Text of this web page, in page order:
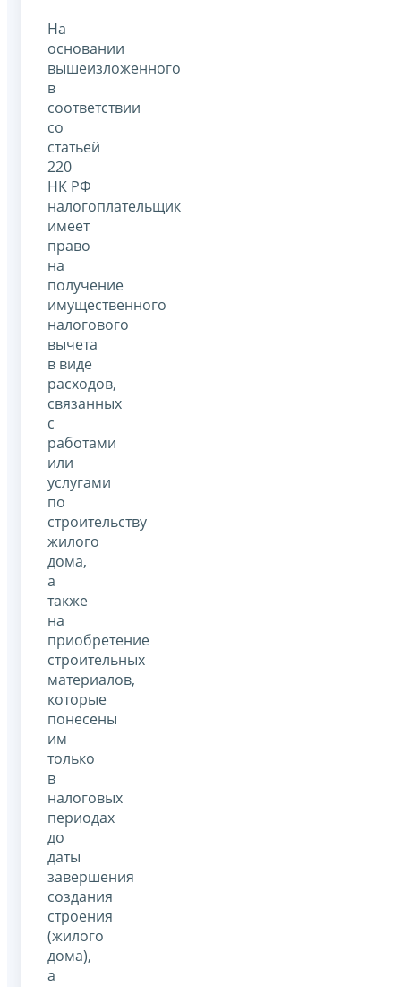
На
основании
вышеизложенного
в
соответствии
со
статьей
220
НК РФ
налогоплательщик
имеет
право
на
получение
имущественного
налогового
вычета
в виде
расходов,
связанных
с
работами
или
услугами
по
строительству
жилого
дома,
а
также
на
приобретение
строительных
материалов,
которые
понесены
им
только
в
налоговых
периодах
до
даты
завершения
создания
строения
(жилого
дома),
а